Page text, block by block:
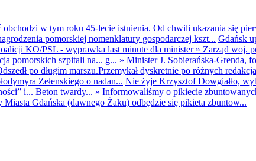
w tym roku 45-lecie istnienia. Od chwili ukazania się
pomorskiej nomenklatury gospodarczej kszt... Gdańsk
KO/PSL - wyprawka last minute dla minister» Zarząd woj.
pomorskich szpitali na... g... » Minister J. Sobierańska-Grenda,
po długim marszu.Przemykał dyskretnie po różnych
Zełenskiego o nadan... Nie żyje Krzysztof Dowgiałło,
i... Beton twardy... » Informowaliśmy o pikiecie
Gdańska (dawnego Żaku) odbędzie się pikieta zbuntow...